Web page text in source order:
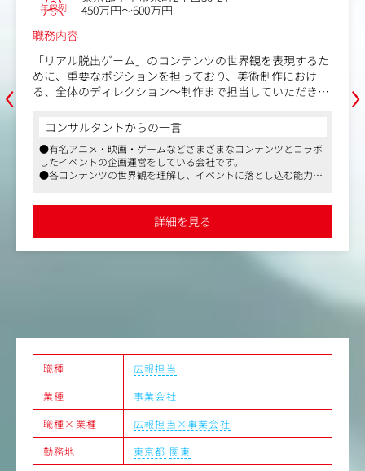
‹
年収例
450万円～600万円
職務内容
「リアル脱出ゲーム」のコンテンツの世界観を表現するた
めに、重要なポジションを担っており、美術制作におけ
る、全体のディレクション～制作まで担当していただきま
扱うものは、パネルや看板のような平面の物から立体的で
大掛かりなものまで様々です！
人気のゲームや映画、コミックやアニメとコラボした世界
観を造り上げることも、この仕事の面白さの１つ。
ゲームの世界観を表現する、すべてのディレクション、
担当します。
■コンテンツチームのアイディアを具現化、又は、美術的
観点からアイディア参加
ゼロから自作するか、市販品を調達するか、協力会社様
へ発注するかなど、
様々なアプローチで空間づくりを進めます。
■社内外スタッフの管理・ディレクション
協力会社様や、社内外のメンバーへの指示出しや進捗管
理などをお任せします。
コンサルタントからの一言
●有名アニメ・映画・ゲームなどさまざまなコンテンツとコラボ
したイベントの企画運営をしている会社です。
●各コンテンツの世界観を理解し、イベントに落とし込む能力が
●風通しの良い環境で、楽しくポジティブな方が多いです。
詳細を見る
›
職種
広報担当
業種
事業会社
職種×業種
広報担当×事業会社
勤務地
東京都 関東